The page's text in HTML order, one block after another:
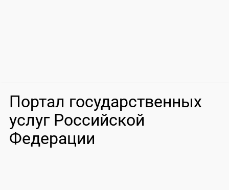
Портал государственных
услуг Российской
Федерации